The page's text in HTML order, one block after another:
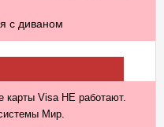
с диваном
карты Visa НЕ работают.
Мир.